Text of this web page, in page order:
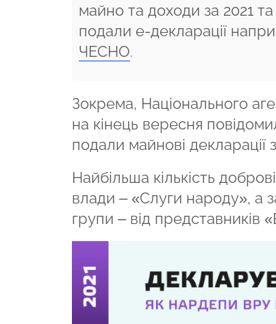
майно та доходи за 2021
подали е-декларації
ЧЕСНО.
Зокрема, Національного
на кінець вересня
подали майнові декларації
Найбільша кількість
влади – «Слуги народу», а
групи – від представників